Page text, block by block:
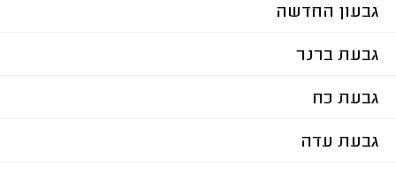
גבעון החדשה
גבעת ברנר
גבעת כח
גבעת עדה